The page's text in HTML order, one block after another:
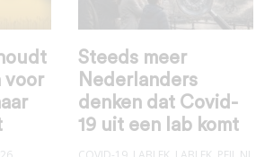
voor
Steeds meer
Nederlanders
denken dat Covid-
19 uit een lab komt